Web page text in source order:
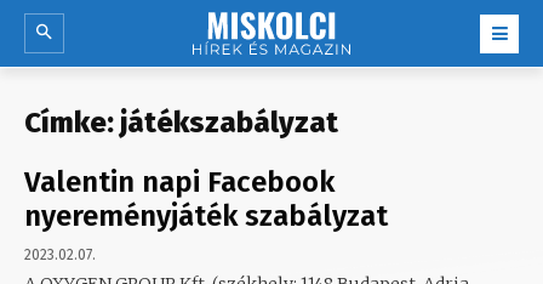
Címke:játékszabályzat
Valentin napi Facebook
nyereményjáték szabályzat
2023.02.07.